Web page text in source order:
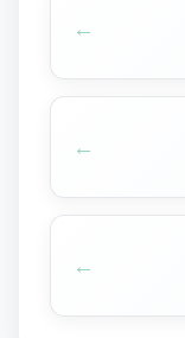
←
←
←